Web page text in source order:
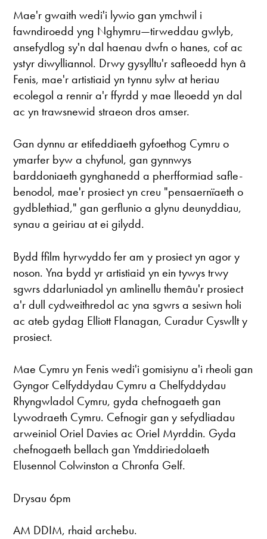
Mae'r gwaith wedi'i lywio gan ymchwil i
fawndiroedd yng Nghymru—tirweddau gwlyb,
ansefydlog sy'n dal haenau dwfn o hanes, cof ac
ystyr diwylliannol. Drwy gysylltu'r safleoedd hyn â
Fenis, mae'r artistiaid yn tynnu sylw at heriau
ecolegol a rennir a'r ffyrdd y mae lleoedd yn dal
ac yn trawsnewid straeon dros amser.
Gan dynnu ar etifeddiaeth gyfoethog Cymru o
ymarfer byw a chyfunol, gan gynnwys
barddoniaeth gynghanedd a pherfformiad safle-
benodol, mae'r prosiect yn creu "pensaernïaeth o
gydblethiad," gan gerflunio a glynu deunyddiau,
synau a geiriau at ei gilydd.
Bydd ffilm hyrwyddo fer am y prosiect yn agor y
noson. Yna bydd yr artistiaid yn ein tywys trwy
sgwrs ddarluniadol yn amlinellu themâu'r prosiect
a'r dull cydweithredol ac yna sgwrs a sesiwn holi
ac ateb gydag Elliott Flanagan, Curadur Cyswllt y
prosiect.
Mae Cymru yn Fenis wedi'i gomisiynu a'i rheoli gan
Gyngor Celfyddydau Cymru a Chelfyddydau
Rhyngwladol Cymru, gyda chefnogaeth gan
Lywodraeth Cymru. Cefnogir gan y sefydliadau
arweiniol Oriel Davies ac Oriel Myrddin. Gyda
chefnogaeth bellach gan Ymddiriedolaeth
Elusennol Colwinston a Chronfa Gelf.
Drysau 6pm
AM DDIM, rhaid archebu.